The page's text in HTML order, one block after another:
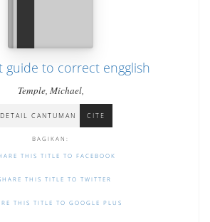
guide to correct engglish
Temple, Michael,
DETAIL CANTUMAN CITE
BAGIKAN: